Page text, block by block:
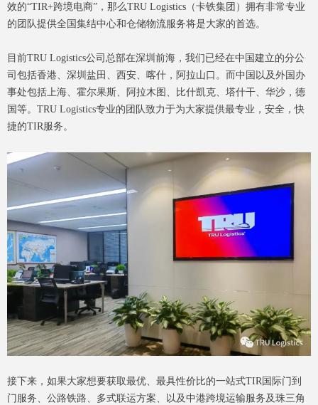
效的“TIR+跨境电商”，那么TRU Logistics（卡铁集团）拥有非常专业
的团队提供全国集结中心和仓储物流服务将是大家的首选。
目前TRU Logistics公司总部在深圳前海，我们已经在中国建立的分公
司包括香港、深圳盐田、西安、喀什，阿拉山口。而中国以及外国办
事处包括上海、霍尔果斯、阿拉木图、比什凱克、塔什干、华沙，德
国等。TRU Logistics专业的团队致力于为大家提供最专业，安全，快
捷的TIR服务。
接下来，如果大家想要获取最优、最具性价比的一站式TIR国际门到
门服务、公路铁路、多式联运方案、以及中港跨境运输服务及珠三角